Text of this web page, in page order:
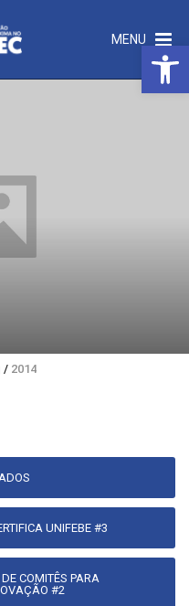
MENU
/ 2014
UNIFEBE #3
COMITÊS PARA
#2